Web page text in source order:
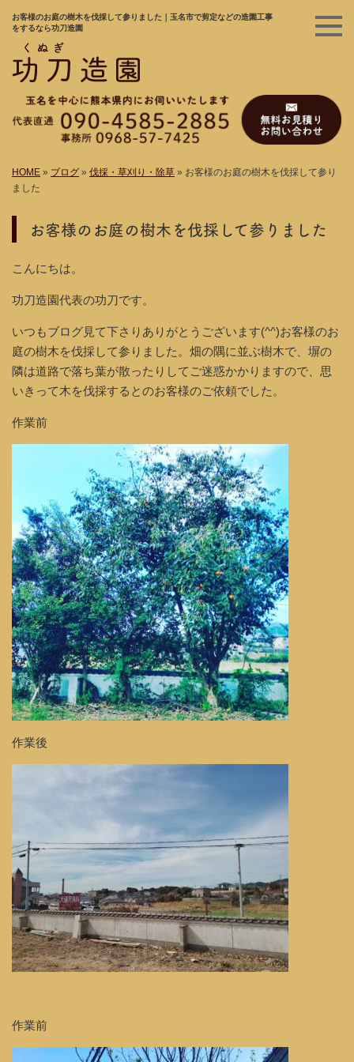
お客様のお庭の樹木を伐採して参りました｜玉名市で剪定などの造園工事
をするなら功刀造園
HOME » ブログ » 伐採・草刈り・除草 » お客様のお庭の樹木を伐採して参り
ました
お客様のお庭の樹木を伐採して参りました
こんにちは。
功刀造園代表の功刀です。
いつもブログ見て下さりありがとうございます(^^)お客様のお
庭の樹木を伐採して参りました。畑の隅に並ぶ樹木で、塀の
隣は道路で落ち葉が散ったりしてご迷惑かかりますので、思
いきって木を伐採するとのお客様のご依頼でした。
作業前
作業後
作業前